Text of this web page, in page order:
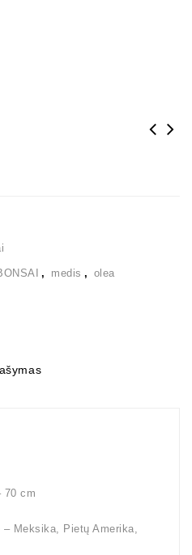
, medis , olea
70 cm
Meksika, Pietų Amerika,